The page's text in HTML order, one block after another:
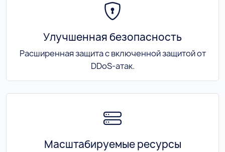
Улучшенная безопасность
Расширенная защита с включенной защитой от
DDoS-атак.
Масштабируемые ресурсы